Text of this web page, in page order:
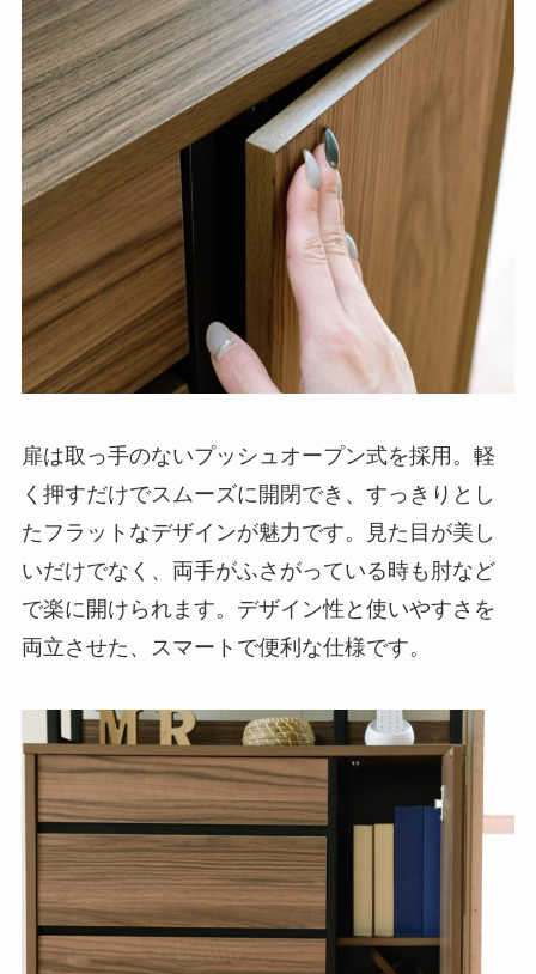
扉は取っ手のないプッシュオープン式を採用。軽
く押すだけでスムーズに開閉でき、すっきりとし
たフラットなデザインが魅力です。見た目が美し
いだけでなく、両手がふさがっている時も肘など
で楽に開けられます。デザイン性と使いやすさを
両立させた、スマートで便利な仕様です。